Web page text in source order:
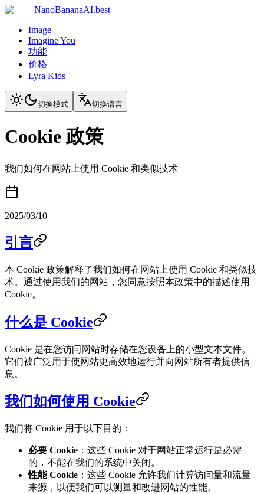
NanoBananaAI.best
Image
Imagine You
功能
价格
Lyra Kids
切换模式 切换语言
Cookie 政策
我们如何在网站上使用 Cookie 和类似技术
2025/03/10
引言
本 Cookie 政策解释了我们如何在网站上使用 Cookie 和类似技
术。通过使用我们的网站，您同意按照本政策中的描述使用
Cookie。
什么是 Cookie
Cookie 是在您访问网站时存储在您设备上的小型文本文件。
它们被广泛用于使网站更高效地运行并向网站所有者提供信
息。
我们如何使用 Cookie
我们将 Cookie 用于以下目的：
必要 Cookie ：这些 Cookie 对于网站正常运行是必需
的，不能在我们的系统中关闭。
性能 Cookie ：这些 Cookie 允许我们计算访问量和流量
来源，以便我们可以测量和改进网站的性能。